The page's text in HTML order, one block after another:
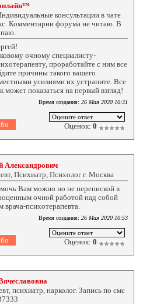
консультации в чате
Комментарии форума не читаю. В
очному специалисту-
проработайте с ним все
причины такого вашего
усилиями их устраните. Все
может показаться на первый взгляд!
Время создания: 26 Мая 2020 10:31
Оценок: 0
Александрович
Психиатр, Психолог г. Москва
Вам можно но не перепиской в
очной работой над собой
врача-психотерапевта.
Время создания: 26 Мая 2020 10:53
Оценок: 0
психиатр, нарколог. Запись по смс